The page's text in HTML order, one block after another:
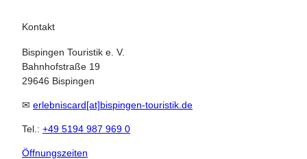
Kontakt
Bispingen Touristik e. V.
Bahnhofstraße 19
29646 Bispingen
✉ erlebniscard[at]bispingen-touristik.de
Tel.: +49 5194 987 969 0
Öffnungszeiten